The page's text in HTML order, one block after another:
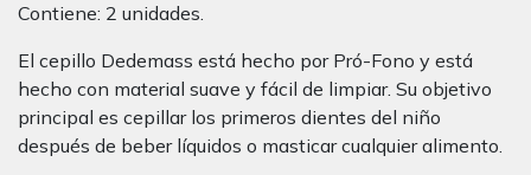
Contiene: 2 unidades.
El cepillo Dedemass está hecho por Pró-Fono y está
hecho con material suave y fácil de limpiar. Su objetivo
principal es cepillar los primeros dientes del niño
después de beber líquidos o masticar cualquier alimento.